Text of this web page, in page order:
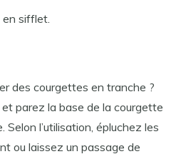
en sifflet.
des courgettes en tranche ?
parez la base de la courgette
Selon l’utilisation, épluchez les
ou laissez un passage de